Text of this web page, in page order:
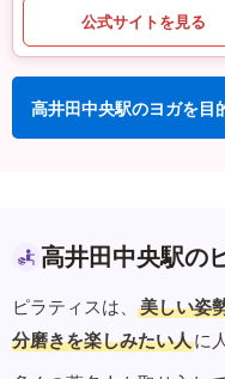
公式サイトを見る
高井田中央駅のヨガを目
高井田中央駅の
ピラティスは、 美しい姿
分磨きを楽しみたい人に